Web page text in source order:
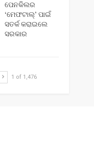
ପେନକିଲର
‘ମେଫଟାଲ୍‌’ ପାଇଁ
ସତର୍କ କରାଇଲେ
ସରକାର
1 of 1,476